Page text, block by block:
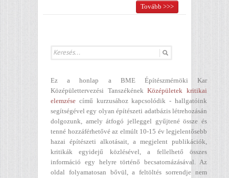
Tovább >>>
Ez a honlap a BME Építészmérnöki Kar
Középülettervezési TanszékénekKözépületek kritikai
elemzése című kurzusához kapcsolódik - hallgatóink
segítségével egy olyan építészeti adatbázis létrehozásán
dolgozunk, amely átfogó jelleggel gyűjtené össze és
tenné hozzáférhetővé az elmúlt 10-15 év legjelentősebb
hazai építészeti alkotásait, a megjelent publikációk,
kritikák egyidejű közlésével, a fellelhető összes
információ egy helyre történő becsatornázásával. Az
oldal folyamatosan bővül, a feltöltés sorrendje nem